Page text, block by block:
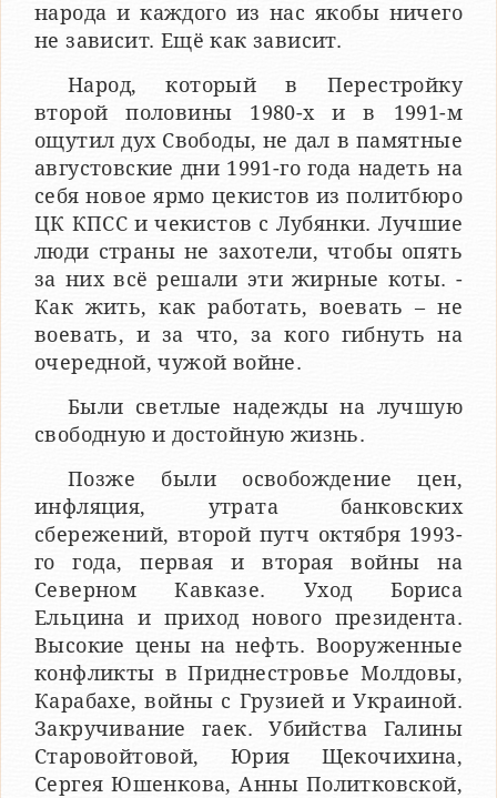
народа и каждого из нас якобы ничего
не зависит. Ещё как зависит.
Народ, который в Перестройку
второй половины 1980-х и в 1991-м
ощутил дух Свободы, не дал в памятные
августовские дни 1991-го года надеть на
себя новое ярмо цекистов из политбюро
ЦК КПСС и чекистов с Лубянки. Лучшие
люди страны не захотели, чтобы опять
за них всё решали эти жирные коты. -
Как жить, как работать, воевать – не
воевать, и за что, за кого гибнуть на
очередной, чужой войне.
Были светлые надежды на лучшую
свободную и достойную жизнь.
Позже были освобождение цен,
инфляция, утрата банковских
сбережений, второй путч октября 1993-
го года, первая и вторая войны на
Северном Кавказе. Уход Бориса
Ельцина и приход нового президента.
Высокие цены на нефть. Вооруженные
конфликты в Приднестровье Молдовы,
Карабахе, войны с Грузией и Украиной.
Закручивание гаек. Убийства Галины
Старовойтовой, Юрия Щекочихина,
Сергея Юшенкова, Анны Политковской,